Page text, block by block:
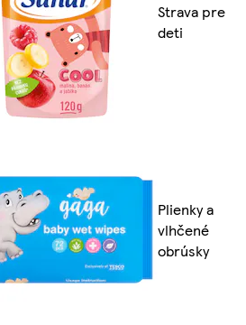
Strava pre
deti
Plienky a
vlhčené
obrúsky